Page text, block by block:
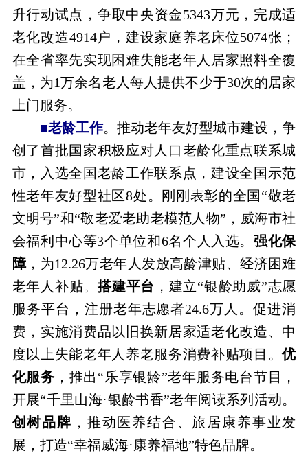
升行动试点，争取中央资金5343万元，完成适
老化改造4914户，建设家庭养老床位5074张；
在全省率先实现困难失能老年人居家照料全覆
盖，为1万余名老人每人提供不少于30次的居家
上门服务。
■老龄工作。推动老年友好型城市建设，争
创了首批国家积极应对人口老龄化重点联系城
市，入选全国老龄工作联系点，建设全国示范
性老年友好型社区8处。刚刚表彰的全国“敬老
文明号”和“敬老爱老助老模范人物”，威海市社
会福利中心等3个单位和6名个人入选。强化保
障，为12.26万老年人发放高龄津贴、经济困难
老年人补贴。搭建平台 ，建立“银龄助威”志愿
服务平台，注册老年志愿者24.6万人。促进消
费，实施消费品以旧换新居家适老化改造、中
度以上失能老年人养老服务消费补贴项目。优
化服务 ，推出“乐享银龄”老年服务电台节目，
开展“千里山海·银龄书香”老年阅读系列活动。
创树品牌 ，推动医养结合、旅居康养事业发
展，打造“幸福威海·康养福地”特色品牌。